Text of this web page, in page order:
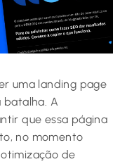
uma landing page
A
que essa página
no momento
de